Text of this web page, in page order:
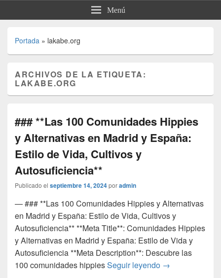
Menú
Portada » lakabe.org
ARCHIVOS DE LA ETIQUETA:
LAKABE.ORG
### **Las 100 Comunidades Hippies
y Alternativas en Madrid y España:
Estilo de Vida, Cultivos y
Autosuficiencia**
Publicado el septiembre 14, 2024poradmin
— ### **Las 100 Comunidades Hippies y Alternativas
en Madrid y España: Estilo de Vida, Cultivos y
Autosuficiencia** **Meta Title**: Comunidades Hippies
y Alternativas en Madrid y España: Estilo de Vida y
Autosuficiencia **Meta Description**: Descubre las
100 comunidades hippiesSeguir leyendo ### **Las 100
→